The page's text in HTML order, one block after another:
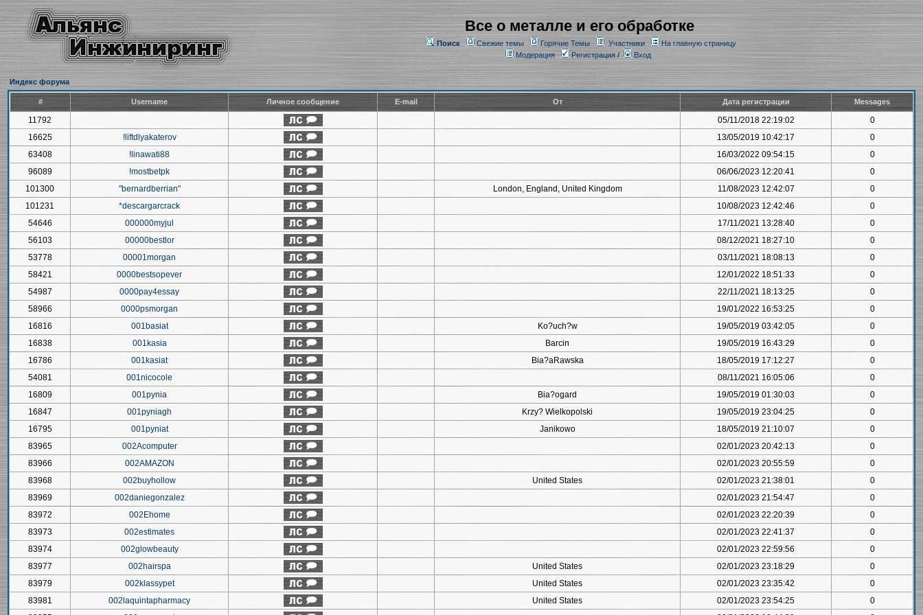
Все о металле и его обработке
Поиск Свежие темы Горячие Темы Участники
На главную страницу
Модерация
Регистрация/ Вход
Индекс форума
# Username Личное сообщение E-mail От Дата регистрации Messages
11792 05/11/2018 22:19:02
0
16625
!liftdlyakaterov 13/05/2019 10:42:17
0
63408
!linawati88 16/03/2022 09:54:15
0
96089
!mostbetpk 06/06/2023 12:20:41
0
101300
"bernardberrian" London, England, United Kingdom 11/08/2023 12:42:07
0
101231
*descargarcrack 10/08/2023 12:42:46
0
54646
000000myjul 17/11/2021 13:28:40
0
56103
00000bestlor 08/12/2021 18:27:10
0
53778
00001morgan 03/11/2021 18:08:13
0
58421
0000bestsopever 12/01/2022 18:51:33
0
54987
0000pay4essay 22/11/2021 18:13:25
0
58966
0000psmorgan 19/01/2022 16:53:25
0
16816
001basiat Ko?uch?w 19/05/2019 03:42:05
0
16838
001kasia Barcin 19/05/2019 16:43:29
0
16786
001kasiat Bia?aRawska 18/05/2019 17:12:27
0
54081
001nicocole 08/11/2021 16:05:06
0
16809
001pynia Bia?ogard 19/05/2019 01:30:03
0
16847
001pyniagh Krzy? Wielkopolski 19/05/2019 23:04:25
0
16795
001pyniat Janikowo 18/05/2019 21:10:07
0
83965
002Acomputer 02/01/2023 20:42:13
0
83966
002AMAZON 02/01/2023 20:55:59
0
83968
002buyhollow United States 02/01/2023 21:38:01
0
83969
002daniegonzalez 02/01/2023 21:54:47
0
83972
002Ehome 02/01/2023 22:20:39
0
83973
002estimates 02/01/2023 22:41:37
0
83974
002glowbeauty 02/01/2023 22:59:56
0
83977
002hairspa United States 02/01/2023 23:18:29
0
83979
002klassypet United States 02/01/2023 23:35:42
0
83981
002laquintapharmacy United States 02/01/2023 23:54:25
0